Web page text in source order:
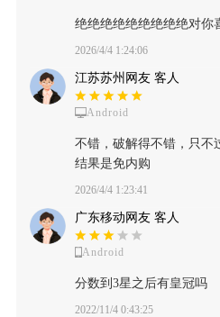
绝绝绝绝绝绝绝绝绝对你
2026/4/4 1:24:06
江苏苏州网友 客人
Android
不错，破解得不错，只不
结果是免内购
2026/4/4 1:23:41
广东移动网友 客人
Android
分数到3星之后有皇冠吗
2022/11/4 0:43:25